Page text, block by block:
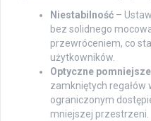
Niestabilność –
bez solidnego
przewróceniem, co
użytkowników.
Optyczne
zamkniętych regałów
ograniczonym
mniejszej przestrzeni.